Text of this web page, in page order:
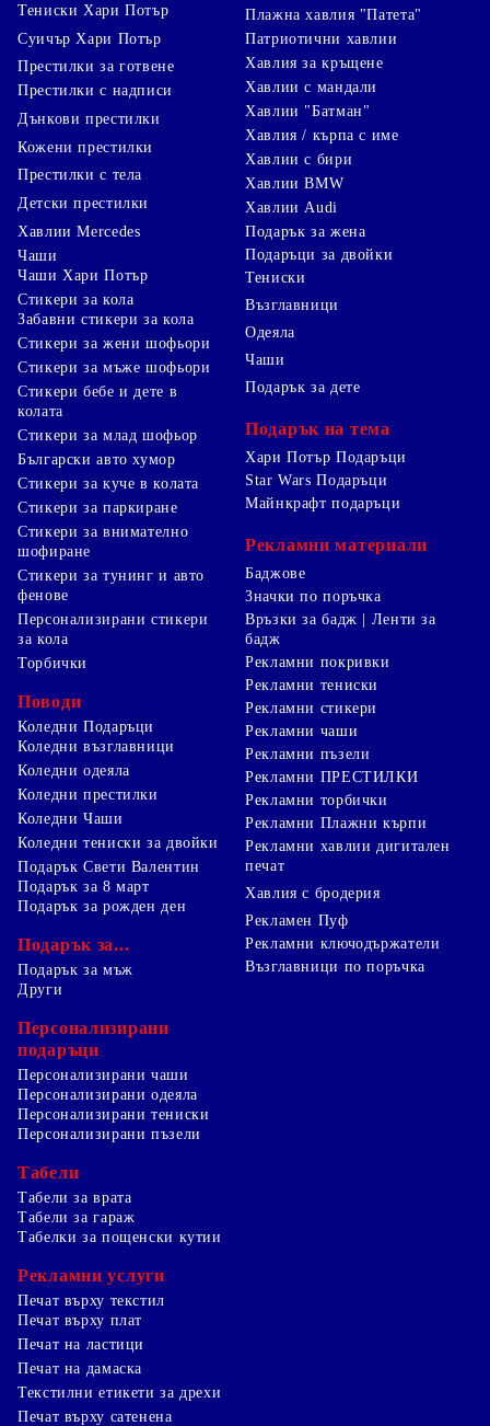
Тениски Хари Потър
Суичър Хари Потър
Престилки за готвене
Престилки с надписи
Дънкови престилки
Кожени престилки
Престилки с тела
Детски престилки
Плажна хавлия "Патета"
Патриотични хавлии
Хавлия за кръщене
Хавлии с мандали
Хавлии "Батман"
Хавлия / кърпа с име
Хавлии с бири
Хавлии BMW
Хавлии Audi
Хавлии Mercedes
Чаши
Чаши Хари Потър
Стикери за кола
Забавни стикери за кола
Стикери за жени шофьори
Стикери за мъже шофьори
Стикери бебе и дете в
колата
Стикери за млад шофьор
Български авто хумор
Стикери за куче в колата
Стикери за паркиране
Стикери за внимателно
шофиране
Стикери за тунинг и авто
фенове
Персонализирани стикери
за кола
Торбички
Поводи
Коледни Подаръци
Коледни възглавници
Коледни одеяла
Коледни престилки
Коледни Чаши
Коледни тениски за двойки
Подарък Свети Валентин
Подарък за 8 март
Подарък за рожден ден
Подарък за...
Подарък за мъж
Подарък за жена
Подаръци за двойки
Тениски
Възглавници
Одеяла
Чаши
Подарък за дете
Подарък на тема
Хари Потър Подаръци
Star Wars Подаръци
Майнкрафт подаръци
Рекламни материали
Баджове
Значки по поръчка
Връзки за бадж | Ленти за
бадж
Рекламни покривки
Рекламни тениски
Рекламни стикери
Рекламни чаши
Рекламни пъзели
Рекламни ПРЕСТИЛКИ
Рекламни торбички
Рекламни Плажни кърпи
Рекламни хавлии дигитален
печат
Хавлия с бродерия
Рекламен Пуф
Рекламни ключодържатели
Възглавници по поръчка
Други
Персонализирани
подаръци
Персонализирани чаши
Персонализирани одеяла
Персонализирани тениски
Персонализирани пъзели
Табели
Табели за врата
Табели за гараж
Табелки за пощенски кутии
Рекламни услуги
Печат върху текстил
Печат върху плат
Печат на ластици
Печат на дамаска
Текстилни етикети за дрехи
Печат върху сатенена